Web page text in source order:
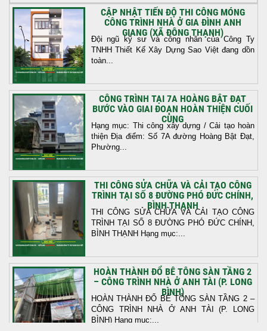
CẬP NHẬT TIẾN ĐỘ THI CÔNG MÓNG
CÔNG TRÌNH NHÀ Ở GIA ĐÌNH ANH
GIANG (XÃ ĐÔNG THẠNH)
Đội ngũ kỹ sư và công nhân của Công Ty
TNHH Thiết Kế Xây Dựng Sao Việt đang dồn
toàn...
CÔNG TRÌNH TẠI 7A HOÀNG BẬT ĐẠT
BƯỚC VÀO GIAI ĐOẠN HOÀN THIỆN CUỐI
CÙNG
Hạng mục: Thi công xây dựng / Cải tạo hoàn
thiện Địa điểm: Số 7A đường Hoàng Bật Đạt,
Phường...
THI CÔNG SỬA CHỮA VÀ CẢI TẠO CÔNG
TRÌNH TẠI SỐ 8 ĐƯỜNG PHÓ ĐỨC CHÍNH,
BÌNH THẠNH
THI CÔNG SỬA CHỮA VÀ CẢI TẠO CÔNG
TRÌNH TẠI SỐ 8 ĐƯỜNG PHÓ ĐỨC CHÍNH,
BÌNH THẠNH Hạng mục:...
HOÀN THÀNH ĐỔ BÊ TÔNG SÀN TẦNG 2
– CÔNG TRÌNH NHÀ Ở ANH TÀI (P. LONG
BÌNH)
HOÀN THÀNH ĐỔ BÊ TÔNG SÀN TẦNG 2 –
CÔNG TRÌNH NHÀ Ở ANH TÀI (P. LONG
BÌNH) Hạng mục:...